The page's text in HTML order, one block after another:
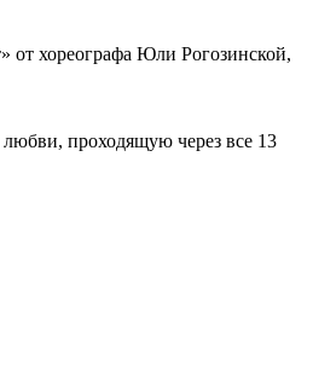
от хореографа Юли Рогозинской,
проходящую через все 13